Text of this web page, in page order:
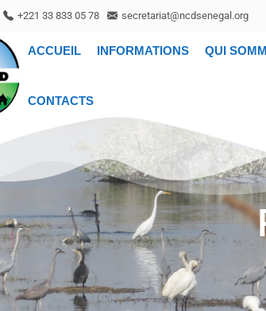
+221 33 833 05 78 secretariat@ncdsenegal.org
ACCUEIL INFORMATIONS QUI
CONTACTS